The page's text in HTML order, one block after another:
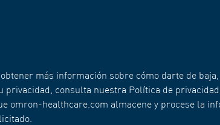
más información sobre cómo darte de
consulta nuestra Política de
omron-healthcare.com almacene y procese la